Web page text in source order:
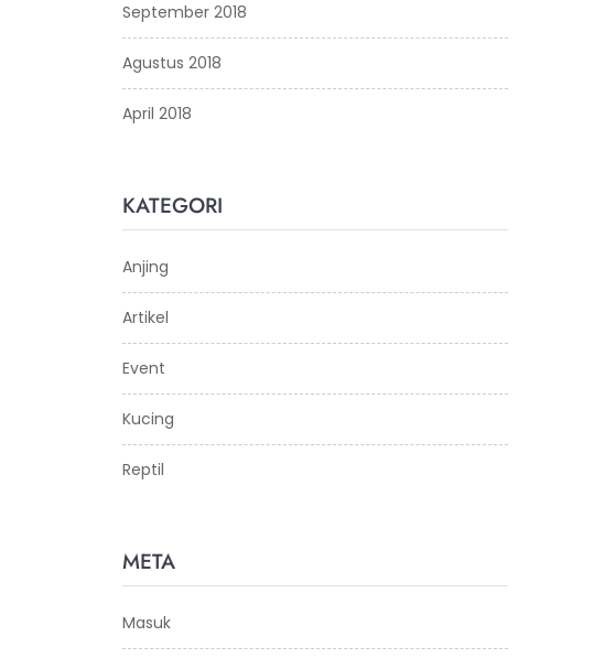
September 2018
Agustus 2018
April 2018
KATEGORI
Anjing
Artikel
Event
Kucing
Reptil
META
Masuk